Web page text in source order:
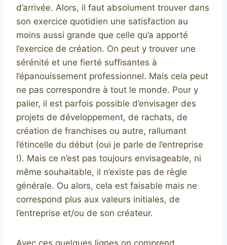
d’arrivée. Alors, il faut absolument trouver dans
son exercice quotidien une satisfaction au
moins aussi grande que celle qu’a apporté
l’exercice de création. On peut y trouver une
sérénité et une fierté suffisantes à
l’épanouissement professionnel. Mais cela peut
ne pas correspondre à tout le monde. Pour y
palier, il est parfois possible d’envisager des
projets de développement, de rachats, de
création de franchises ou autre, rallumant
l’étincelle du début (oui je parle de l’entreprise
!). Mais ce n’est pas toujours envisageable, ni
même souhaitable, il n’existe pas de règle
générale. Ou alors, cela est faisable mais ne
correspond plus aux valeurs initiales, de
l’entreprise et/ou de son créateur.